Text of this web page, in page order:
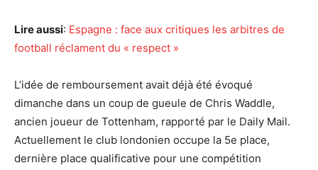
Lire aussi: Espagne : face aux critiques les arbitres de
football réclament du « respect »
L’idée de remboursement avait déjà été évoqué
dimanche dans un coup de gueule de Chris Waddle,
ancien joueur de Tottenham, rapporté par le Daily Mail.
Actuellement le club londonien occupe la 5e place,
dernière place qualificative pour une compétition